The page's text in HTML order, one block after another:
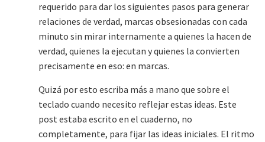
requerido para dar los siguientes pasos para generar
relaciones de verdad, marcas obsesionadas con cada
minuto sin mirar internamente a quienes la hacen de
verdad, quienes la ejecutan y quienes la convierten
precisamente en eso: en marcas.
Quizá por esto escriba más a mano que sobre el
teclado cuando necesito reflejar estas ideas. Este
post estaba escrito en el cuaderno, no
completamente, para fijar las ideas iniciales. El ritmo